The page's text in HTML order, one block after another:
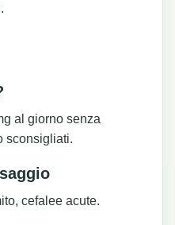
al giorno senza
sconsigliati.
cefalee acute.